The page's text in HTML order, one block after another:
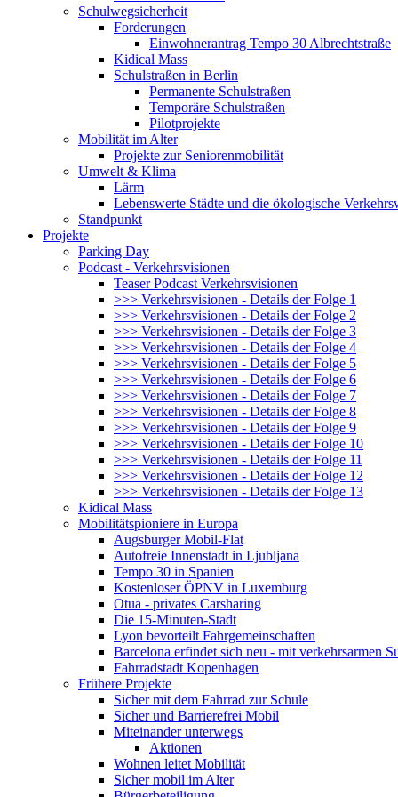
Schulwegsicherheit
Forderungen
Einwohnerantrag Tempo 30 Albrechtstraße
Kidical Mass
Schulstraßen in Berlin
Permanente Schulstraßen
Temporäre Schulstraßen
Pilotprojekte
Mobilität im Alter
Projekte zur Seniorenmobilität
Umwelt & Klima
Lärm
Lebenswerte Städte und die ökologische
Standpunkt
Projekte
Parking Day
Podcast - Verkehrsvisionen
Teaser Podcast Verkehrsvisionen
>>> Verkehrsvisionen - Details der Folge 1
>>> Verkehrsvisionen - Details der Folge 2
>>> Verkehrsvisionen - Details der Folge 3
>>> Verkehrsvisionen - Details der Folge 4
>>> Verkehrsvisionen - Details der Folge 5
>>> Verkehrsvisionen - Details der Folge 6
>>> Verkehrsvisionen - Details der Folge 7
>>> Verkehrsvisionen - Details der Folge 8
>>> Verkehrsvisionen - Details der Folge 9
>>> Verkehrsvisionen - Details der Folge 10
>>> Verkehrsvisionen - Details der Folge 11
>>> Verkehrsvisionen - Details der Folge 12
>>> Verkehrsvisionen - Details der Folge 13
Kidical Mass
Mobilitätspioniere in Europa
Augsburger Mobil-Flat
Autofreie Innenstadt in Ljubljana
Tempo 30 in Spanien
Kostenloser ÖPNV in Luxemburg
Otua - privates Carsharing
Die 15-Minuten-Stadt
Lyon bevorteilt Fahrgemeinschaften
Barcelona erfindet sich neu - mit verkehrsarmen
Fahrradstadt Kopenhagen
Frühere Projekte
Sicher mit dem Fahrrad zur Schule
Sicher und Barrierefrei Mobil
Miteinander unterwegs
Aktionen
Wohnen leitet Mobilität
Sicher mobil im Alter